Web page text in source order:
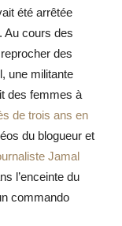
été arrêtée
Au cours des
des
une militante
des femmes à
de trois ans en
du blogueur et
Jamal
l’enceinte du
commando